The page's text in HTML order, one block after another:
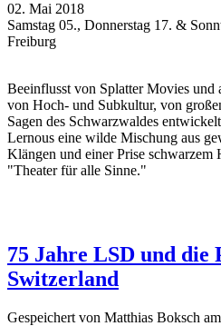
02. Mai 2018
Samstag 05., Donnerstag 17. &
Freiburg
Beeinflusst von Splatter Movies und
von Hoch- und Subkultur, von
Sagen des Schwarzwaldes
Lernous eine wilde Mischung aus
Klängen und einer Prise schwarzem
"Theater für alle Sinne."
75 Jahre LSD und die
Switzerland
Gespeichert von Matthias Boksch